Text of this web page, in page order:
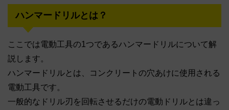
ハンマードリルとは？
ここでは電動工具の1つであるハンマードリルについて解
説します。
ハンマードリルとは、コンクリートの穴あけに使用される
電動工具です。
一般的なドリル刃を回転させるだけの電動ドリルとは違っ